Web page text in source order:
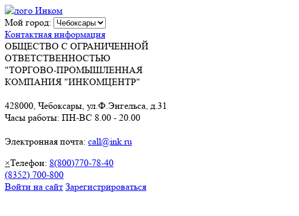
Мой город:
Контактная информация
ОБЩЕСТВО С ОГРАНИЧЕННОЙ
ОТВЕТСТВЕННОСТЬЮ
"ТОРГОВО-ПРОМЫШЛЕННАЯ
КОМПАНИЯ "ИНКОМЦЕНТР"
428000, Чебоксары, ул.Ф.Энгельса, д.31
Часы работы: ПН-ВС 8.00 - 20.00
Электронная почта: call@ink.ru
×Телефон: 8(800)770-78-40
(8352) 700-800
Войти на сайт Зарегистрироваться